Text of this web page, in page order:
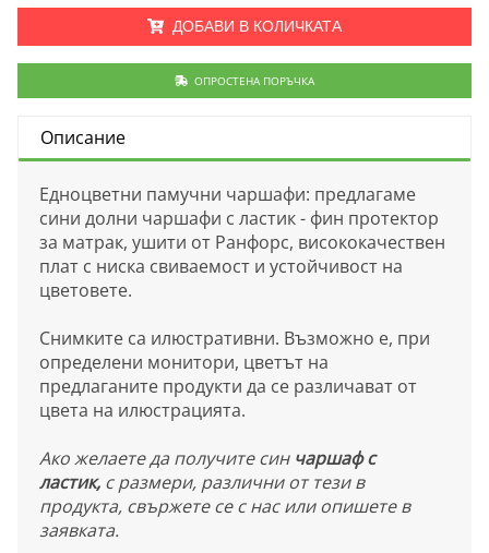
ДОБАВИ В КОЛИЧКАТА
ОПРОСТЕНА ПОРЪЧКА
Описание
Едноцветни памучни чаршафи: предлагаме
сини долни чаршафи с ластик - фин протектор
за матрак, ушити от Ранфорс, висококачествен
плат с ниска свиваемост и устойчивост на
цветовете.
Снимките са илюстративни. Възможно е, при
определени монитори, цветът на
предлаганите продукти да се различават от
цвета на илюстрацията.
Ако желаете да получите син чаршаф с
ластик, с размери, различни от тези в
продукта, свържете се с нас или опишете в
заявката.